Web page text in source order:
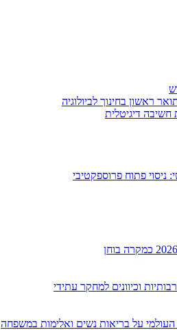
ראשון בחינוך לביולוגיה
פתוח פרוספקטיבי
וכיוונים למחקר עתידי
העולמי על בריאות נשים ואלימות במשפחה